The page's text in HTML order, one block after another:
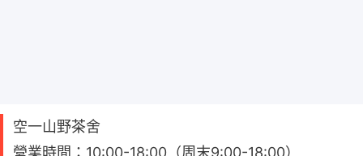
空一山野茶舍
營業時間：10:00-18:00（周末9:00-18:00）